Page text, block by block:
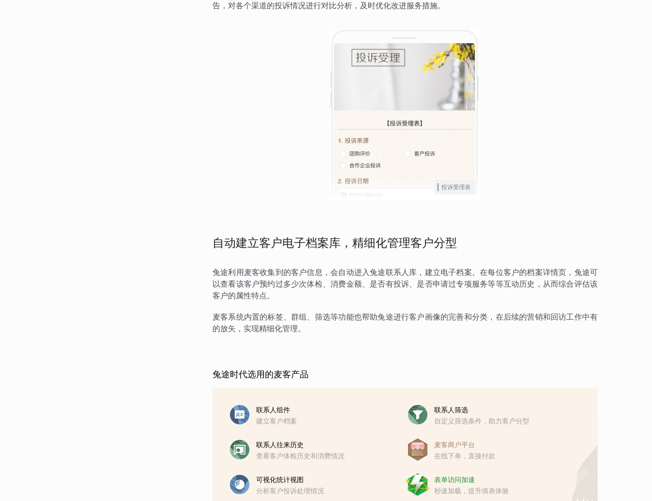
告，对各个渠道的投诉情况进行对比分析，及时优化改进服务措施。
投诉受理表
自动建立客户电子档案库，精细化管理客户分型
兔途利用麦客收集到的客户信息，会自动进入兔途联系人库，建立电子档案。在每位客户的档案详情页，兔途可
以查看该客户预约过多少次体检、消费金额、是否有投诉、是否申请过专项服务等等互动历史，从而综合评估该
客户的属性特点。
麦客系统内置的标签、群组、筛选等功能也帮助兔途进行客户画像的完善和分类，在后续的营销和回访工作中有
的放矢，实现精细化管理。
兔途时代选用的麦客产品
联系人组件
建立客户档案
联系人筛选
自定义筛选条件，助力客户分型
联系人往来历史
查看客户体检历史和消费情况
麦客商户平台
在线下单，直接付款
可视化统计视图
分析客户投诉处理情况
表单访问加速
秒速加载，提升填表体验